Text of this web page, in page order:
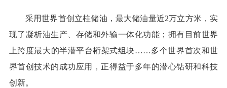
采用世界首创立柱储油，最大储油量近2万立方米，实
现了凝析油生产、存储和外输一体化功能；拥有目前世界
上跨度最大的半潜平台桁架式组块……多个世界首次和世
界首创技术的成功应用，正得益于多年的潜心钻研和科技
创新。